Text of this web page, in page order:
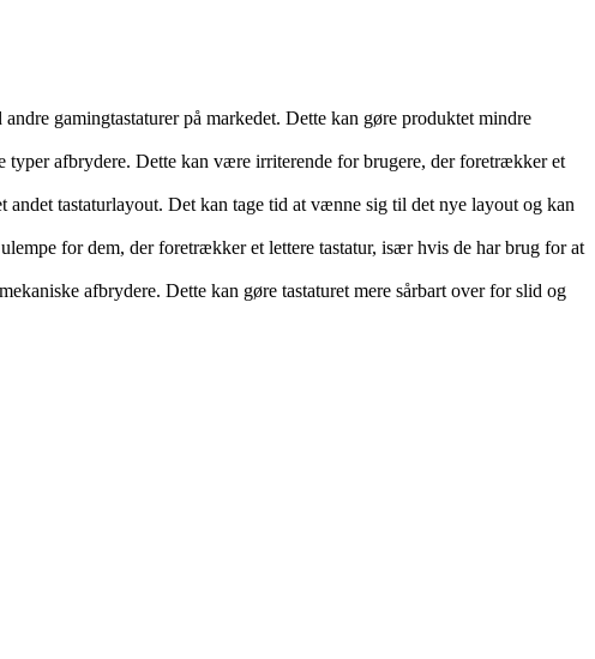
gamingtastaturer på markedet. Dette kan gøre produktet mindre
typer afbrydere. Dette kan være irriterende for brugere, der foretrækker et
tastaturlayout. Det kan tage tid at vænne sig til det nye layout og kan
for dem, der foretrækker et lettere tastatur, især hvis de har brug for at
afbrydere. Dette kan gøre tastaturet mere sårbart over for slid og